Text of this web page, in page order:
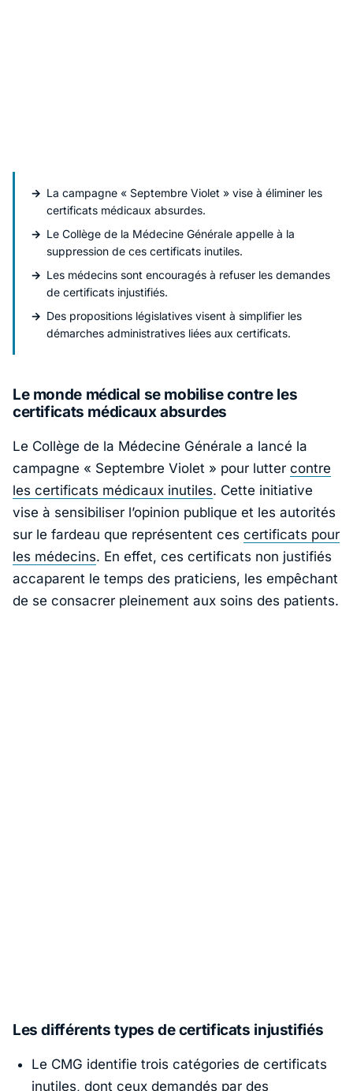
La campagne « Septembre Violet » vise à éliminer les
certificats médicaux absurdes.
Le Collège de la Médecine Générale appelle à la
suppression de ces certificats inutiles.
Les médecins sont encouragés à refuser les demandes
de certificats injustifiés.
Des propositions législatives visent à simplifier les
démarches administratives liées aux certificats.
Le monde médical se mobilise contre les
certificats médicaux absurdes
Le Collège de la Médecine Générale a lancé la
campagne « Septembre Violet » pour lutter contre
les certificats médicaux inutiles. Cette initiative
vise à sensibiliser l’opinion publique et les autorités
sur le fardeau que représentent ces certificats pour
les médecins. En effet, ces certificats non justifiés
accaparent le temps des praticiens, les empêchant
de se consacrer pleinement aux soins des patients.
Les différents types de certificats injustifiés
Le CMG identifie trois catégories de certificats
inutiles, dont ceux demandés par des